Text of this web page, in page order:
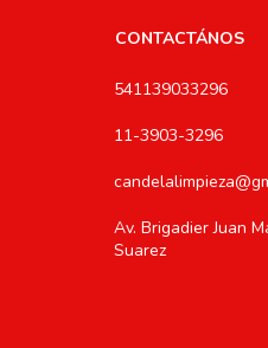
CONTACTÁNOS
541139033296
11-3903-3296
Av. Brigadier Juan
Suarez